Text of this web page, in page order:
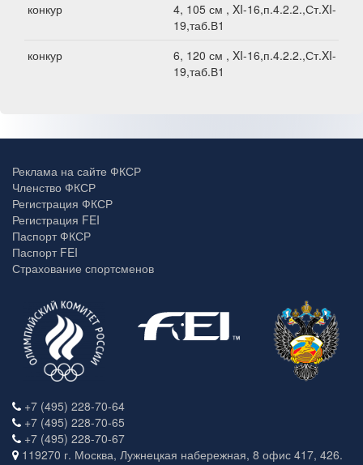
конкур
4, 105 см , XI-16,п.4.2.2.,Ст.XI-
19,таб.В1
конкур
6, 120 см , XI-16,п.4.2.2.,Ст.XI-
19,таб.В1
Реклама на сайте ФКСР
Членство ФКСР
Регистрация ФКСР
Регистрация FEI
Паспорт ФКСР
Паспорт FEI
Страхование спортсменов
+7 (495) 228-70-64
+7 (495) 228-70-65
+7 (495) 228-70-67
119270 г. Москва, Лужнецкая набережная, 8 офис 417, 426.